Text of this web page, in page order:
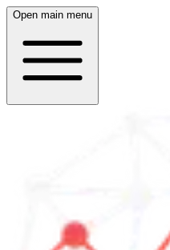
Open main menu